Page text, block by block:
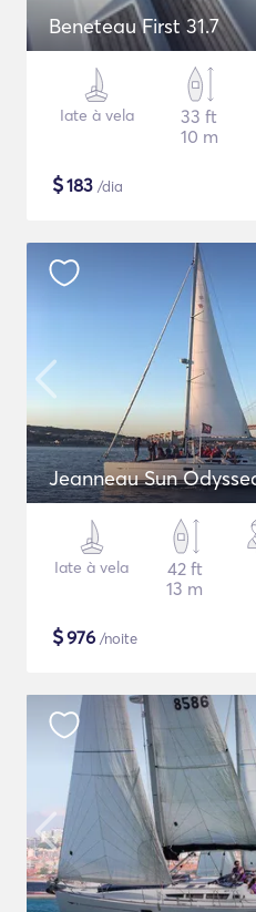
Beneteau First 31.7
Iate à vela
33 ft
10 m
$183 /dia
Jeanneau Sun
Iate à vela
42 ft
13 m
$976 /noite